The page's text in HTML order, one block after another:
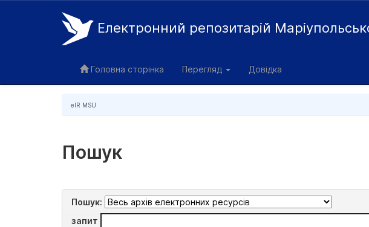
Електронний репозитарій
Головна сторінка Перегляд Довідка
eIR MSU
Пошук
Пошук:
запит